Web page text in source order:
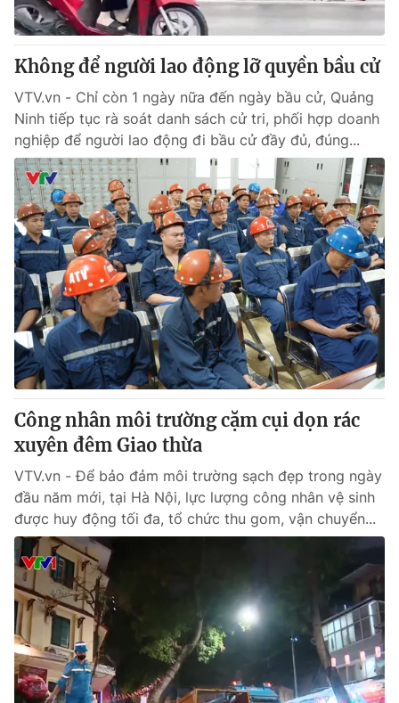
Không để người lao động lỡ quyền bầu cử
VTV.vn - Chỉ còn 1 ngày nữa đến ngày bầu cử, Quảng
Ninh tiếp tục rà soát danh sách cử tri, phối hợp doanh
nghiệp để người lao động đi bầu cử đầy đủ, đúng...
Công nhân môi trường cặm cụi dọn rác
xuyên đêm Giao thừa
VTV.vn - Để bảo đảm môi trường sạch đẹp trong ngày
đầu năm mới, tại Hà Nội, lực lượng công nhân vệ sinh
được huy động tối đa, tổ chức thu gom, vận chuyển...